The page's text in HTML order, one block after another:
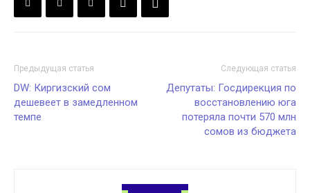
Предыдущая статья
DW: Киргизский сом
дешевеет в замедленном
темпе
Следующая статья
Депутаты: Госдирекция по
восстановлению юга
потеряла почти 570 млн
сомов из бюджета